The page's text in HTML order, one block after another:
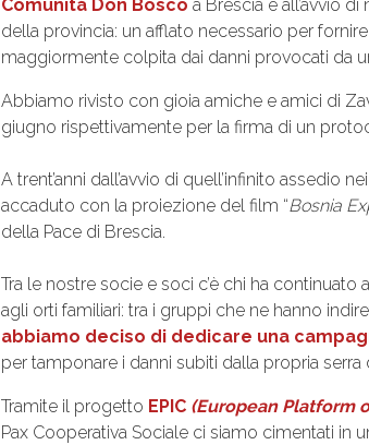
Comunità Don Bosco a Brescia e all’avvio
della provincia: un afflato necessario per
maggiormente colpita dai danni provocati da
Abbiamo rivisto con gioia amiche e amici di
giugno rispettivamente per la firma di un
A trent’anni dall’avvio di quell’infinito assedio
accaduto con la proiezione del film “Bosnia
della Pace di Brescia.
Tra le nostre socie e soci c’è chi ha
agli orti familiari: tra i gruppi che ne hanno
abbiamo deciso di dedicare una
per tamponare i danni subiti dalla propria
Tramite il progetto EPIC (European Platform
Pax Cooperativa Sociale ci siamo cimentati in